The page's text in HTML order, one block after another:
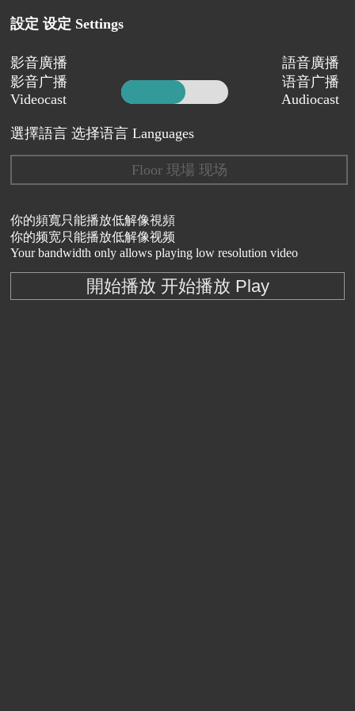
設定 设定 Settings
影音廣播
影音广播
Videocast
語音廣播
语音广播
Audiocast
選擇語言 选择语言 Languages
Floor 現場 现场
你的頻寬只能播放低解像視頻
你的频宽只能播放低解像视频
Your bandwidth only allows playing low resolution video
開始播放 开始播放 Play